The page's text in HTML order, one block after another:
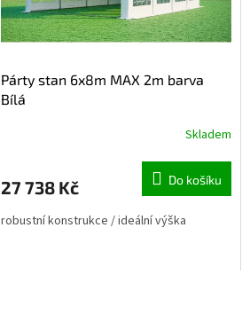
Párty stan 6x8m MAX 2m barva
Bílá
Skladem
27 738 Kč Do košíku
robustní konstrukce / ideální výška